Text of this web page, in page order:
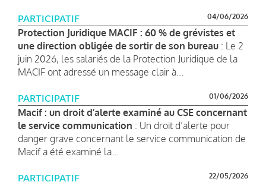
PARTICIPATIF 04/06/2026
Protection Juridique MACIF : 60 % de grévistes et
une direction obligée de sortir de son bureau : Le 2
juin 2026, les salariés de la Protection Juridique de la
MACIF ont adressé un message clair à...
PARTICIPATIF 01/06/2026
Macif : un droit d’alerte examiné au CSE concernant
le service communication : Un droit d’alerte pour
danger grave concernant le service communication de
Macif a été examiné la...
PARTICIPATIF 22/05/2026